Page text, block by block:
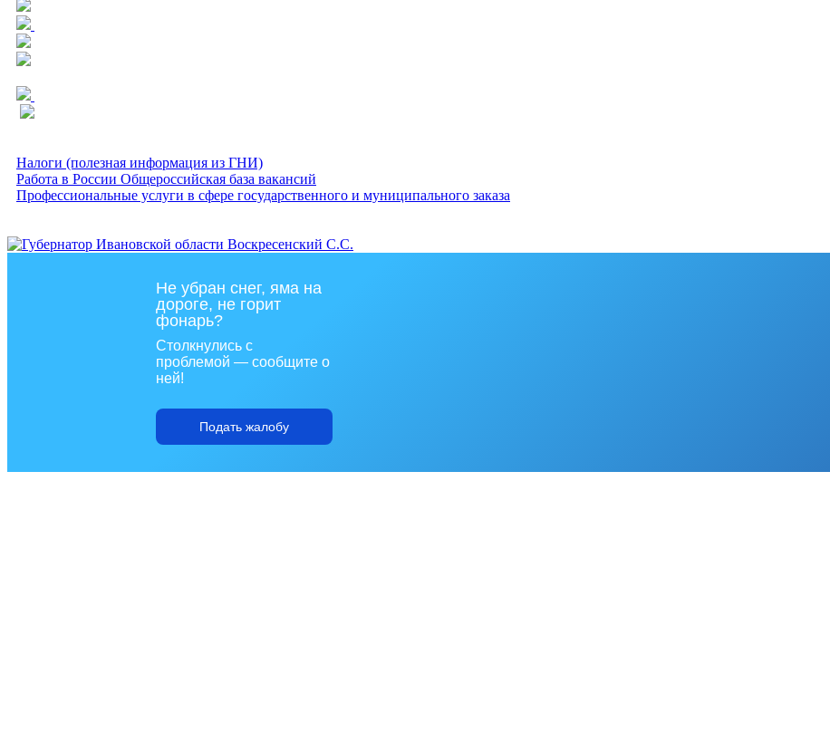
Налоги (полезная информация из ГНИ)
Работа в России Общероссийская база вакансий
Профессиональные услуги в сфере государственного и муниципального заказа
Не убран снег, яма на
дороге, не горит
фонарь?
Столкнулись с
проблемой — сообщите о
ней!
Подать жалобу